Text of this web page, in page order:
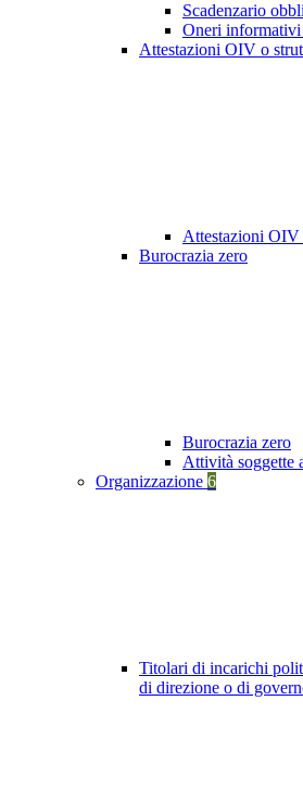
Scadenzario
Oneri informativi
Attestazioni OIV o
Attestazioni OIV
Burocrazia zero
Burocrazia zero
Attività soggette
Organizzazione 6
Titolari di incarichi
di direzione o di